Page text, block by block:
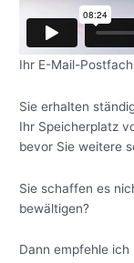
Ihr E-Mail-
Sie erhalten
Ihr Speicherplatz
bevor Sie weitere
Sie schaffen es
bewältigen?
Dann empfehle ich